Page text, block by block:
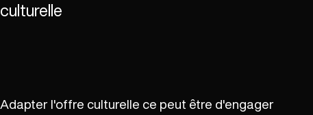
culturelle
Adapter l'offre culturelle ce peut être d'engager